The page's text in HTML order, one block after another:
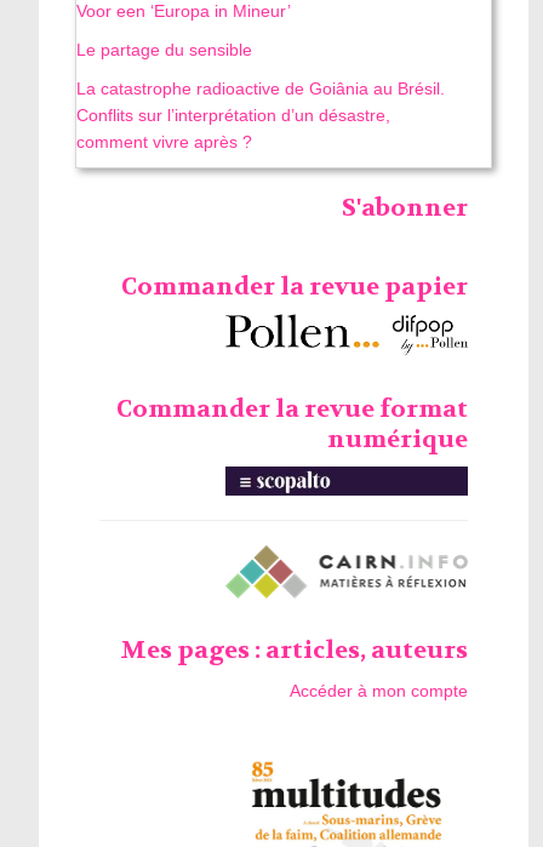
Voor een ‘Europa in Mineur’
Le partage du sensible
La catastrophe radioactive de Goiânia au Brésil.
Conflits sur l’interprétation d’un désastre,
comment vivre après ?
S'abonner
Commander la revue papier
Commander la revue format
numérique
Mes pages : articles, auteurs
Accéder à mon compte